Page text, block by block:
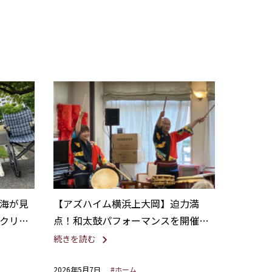
が見
リエ
【アズハイム横浜上大岡】迫力満
点！和太鼓パフォーマンスを開催し
ました。
続きを読む
2026年5月7日 #ホーム